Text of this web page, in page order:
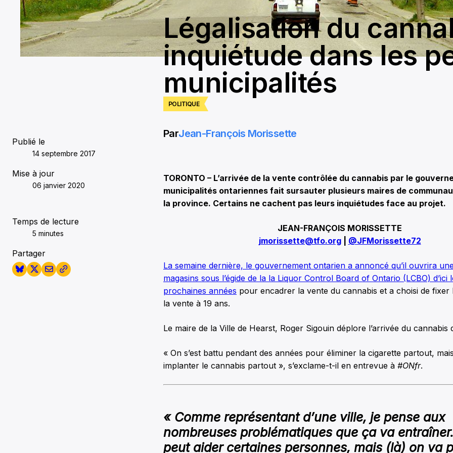
POLITIQUE
Légalisation du
inquiétude dans les
municipalités
Publié le
14 septembre 2017
Mise à jour
06 janvier 2020
Temps de lecture
5 minutes
Partager
ParJean-François Morissette
TORONTO – L’arrivée de la vente contrôlée du cannabis par le
municipalités ontariennes fait sursauter plusieurs maires de
la province. Certains ne cachent pas leurs inquiétudes face au projet.
JEAN-FRANÇOIS MORISSETTE
jmorissette@tfo.org| @JFMorissette72
La semaine dernière, le gouvernement ontarien a annoncé qu’il ouvrira
magasins sous l’égide de la la Liquor Control Board of Ontario (LCBO) d’ici
prochaines années pour encadrer la vente du cannabis et a choisi de fixer
la vente à 19 ans.
Le maire de la Ville de Hearst, Roger Sigouin déplore l’arrivée du cannabis
« On s’est battu pendant des années pour éliminer la cigarette partout,
implanter le cannabis partout », s’exclame-t-il en entrevue à #ONfr.
« Comme représentant d’une ville, je pense aux
nombreuses problématiques que ça va
peut aider certaines personnes, mais (là) on va